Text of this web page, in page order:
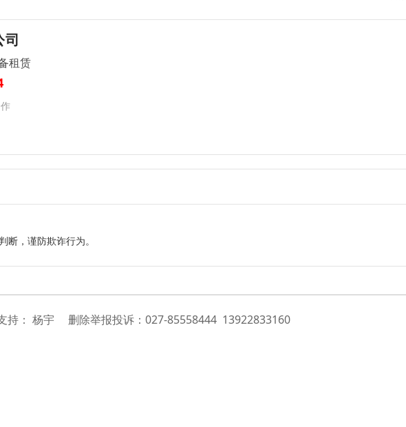
司
租赁
，谨防欺诈行为。
持 ： 杨宇 删除举报投诉：027-85558444 13922833160